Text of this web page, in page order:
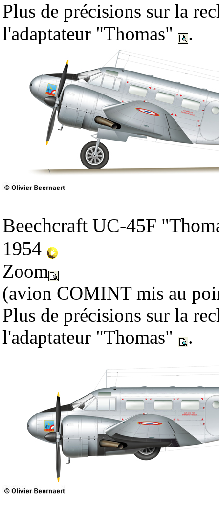
Plus de précisions sur la
l'adaptateur "Thomas"
.
Beechcraft UC-45F
1954
Zoom
(avion COMINT mis au
Plus de précisions sur la
l'adaptateur "Thomas"
.